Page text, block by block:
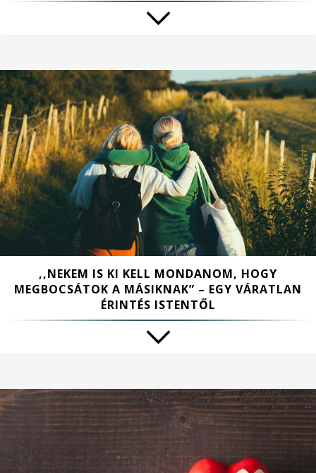
,,NEKEM IS KI KELL MONDANOM, HOGY
MEGBOCSÁTOK A MÁSIKNAK” – EGY VÁRATLAN
ÉRINTÉS ISTENTŐL